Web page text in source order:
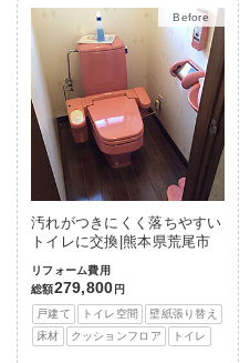
After
汚れがつきにくく落ちやすい
トイレに交換|熊本県荒尾市
リフォーム費用
総額279,800 円
戸建て
トイレ空間
壁紙張り替え
床材
クッションフロア トイレ